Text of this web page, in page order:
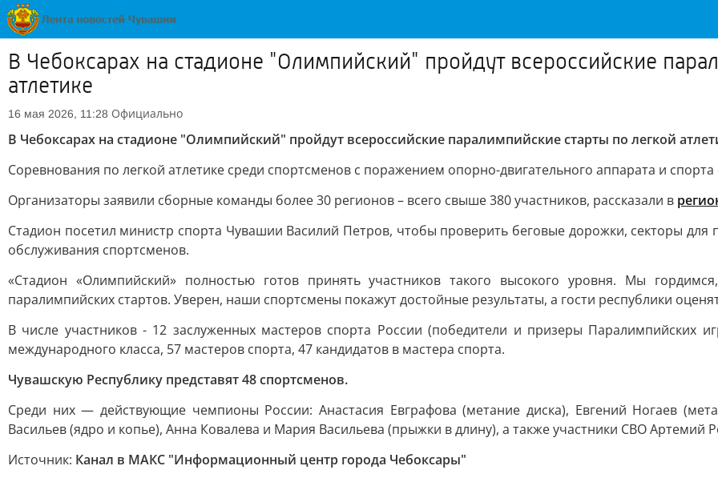
В Чебоксарах на стадионе "Олимпийский" пройдут всероссийские
атлетике
16 мая 2026, 11:28 Официально
В Чебоксарах на стадионе "Олимпийский" пройдут всероссийские паралимпийские старты по легкой
Соревнования по легкой атлетике среди спортсменов с поражением опорно-двигательного аппарата и
Организаторы заявили сборные команды более 30 регионов – всего свыше 380 участников, рассказали в
Стадион посетил министр спорта Чувашии Василий Петров, чтобы проверить беговые дорожки, секторы
обслуживания спортсменов.
«Стадион «Олимпийский» полностью готов принять участников такого высокого уровня. Мы
паралимпийских стартов. Уверен, наши спортсмены покажут достойные результаты, а гости республики
В числе участников - 12 заслуженных мастеров спорта России (победители и призеры Паралимпийских
международного класса, 57 мастеров спорта, 47 кандидатов в мастера спорта.
Чувашскую Республику представят 48 спортсменов.
Среди них — действующие чемпионы России: Анастасия Евграфова (метание диска), Евгений Ногаев
Васильев (ядро и копье), Анна Ковалева и Мария Васильева (прыжки в длину), а также участники СВО Артемий
Источник: Канал в МАКС "Информационный центр города Чебоксары"